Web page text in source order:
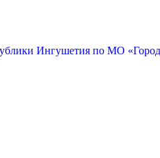
Ингушетия по МО